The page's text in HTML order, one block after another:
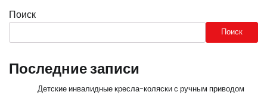
Поиск
Поиск
Последние записи
Детские инвалидные кресла-коляски с ручным приводом